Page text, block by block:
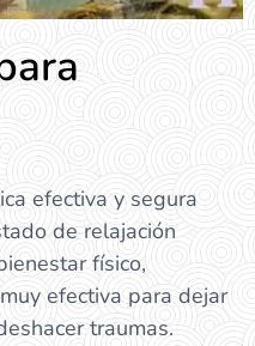
efectiva y segura
de relajación
físico,
efectiva para dejar
traumas.